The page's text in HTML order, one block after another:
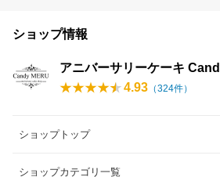
ショップ情報
アニバーサリーケーキ
4.93 （324件）
ショップトップ
ショップカテゴリ一覧